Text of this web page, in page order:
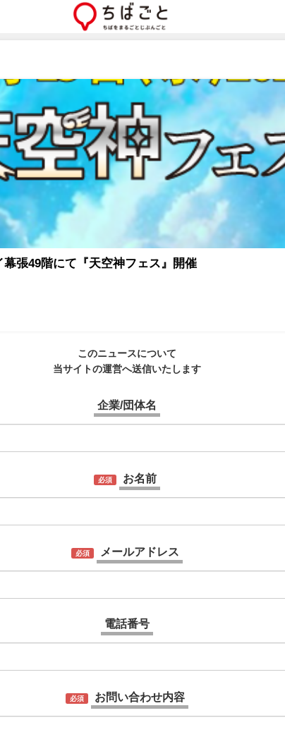
張49階にて『天空神フェス』開催
このニュースについて
当サイトの運営へ送信いたします
企業/団体名
必須 お名前
必須 メールアドレス
電話番号
必須 お問い合わせ内容